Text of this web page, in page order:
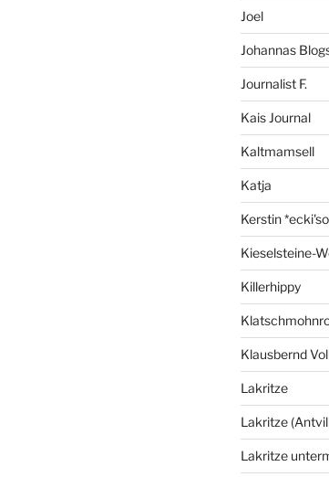
Joel
Johannas
Journalist F.
Kais Journal
Kaltmamsell
Katja
Kerstin
Kieselsteine-
Killerhippy
Klausbernd
Lakritze
Lakritze
Lakritze